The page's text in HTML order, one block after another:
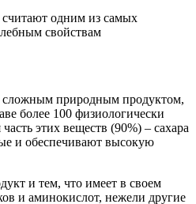
сложным природным продуктом,
более 100 физиологически
этих веществ (90%) – сахара
и обеспечивают высокую
и тем, что имеет в своем
и аминокислот, нежели другие